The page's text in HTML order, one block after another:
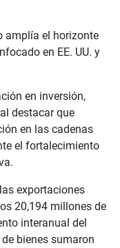
amplía el horizonte
en EE. UU. y
en inversión,
destacar que
en las cadenas
el fortalecimiento
exportaciones
20,194 millones de
interanual del
bienes sumaron